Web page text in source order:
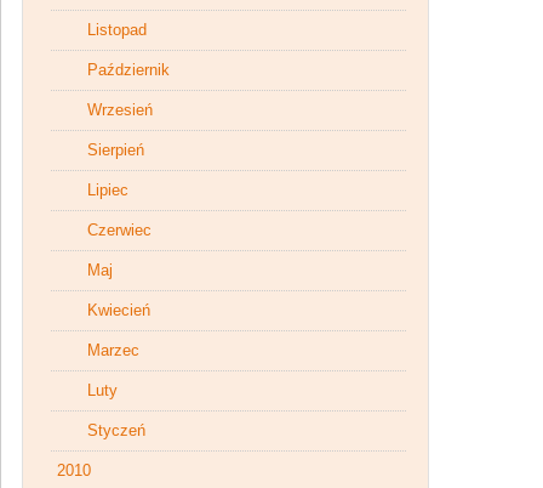
Listopad
Październik
Wrzesień
Sierpień
Lipiec
Czerwiec
Maj
Kwiecień
Marzec
Luty
Styczeń
2010